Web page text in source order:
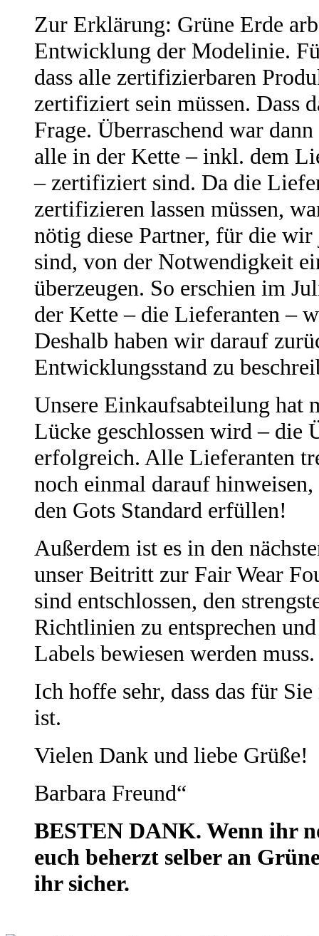
Zur Erklärung: Grüne Erde
Entwicklung der Modelinie.
dass alle zertifizierbaren
zertifiziert sein müssen. Dass
Frage. Überraschend war
alle in der Kette – inkl. dem
– zertifiziert sind. Da die
zertifizieren lassen müssen,
nötig diese Partner, für die wir
sind, von der Notwendigkeit
überzeugen. So erschien im
der Kette – die Lieferanten –
Deshalb haben wir darauf
Entwicklungsstand zu
Unsere Einkaufsabteilung hat
Lücke geschlossen wird – die
erfolgreich. Alle Lieferanten
noch einmal darauf
den Gots Standard erfüllen!
Außerdem ist es in den
unser Beitritt zur Fair Wear
sind entschlossen, den
Richtlinien zu entsprechen
Labels bewiesen werden muss.
Ich hoffe sehr, dass das für
ist.
Vielen Dank und liebe Grüße!
Barbara Freund“
BESTEN DANK. Wenn ihr
euch beherzt selber an
ihr sicher.